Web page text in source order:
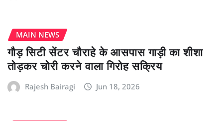
MAIN NEWS
गौड़ सिटी सेंटर चौराहे के आसपास गाड़ी का शीशा
तोड़कर चोरी करने वाला गिरोह सक्रिय
Rajesh Bairagi Jun 18, 2026